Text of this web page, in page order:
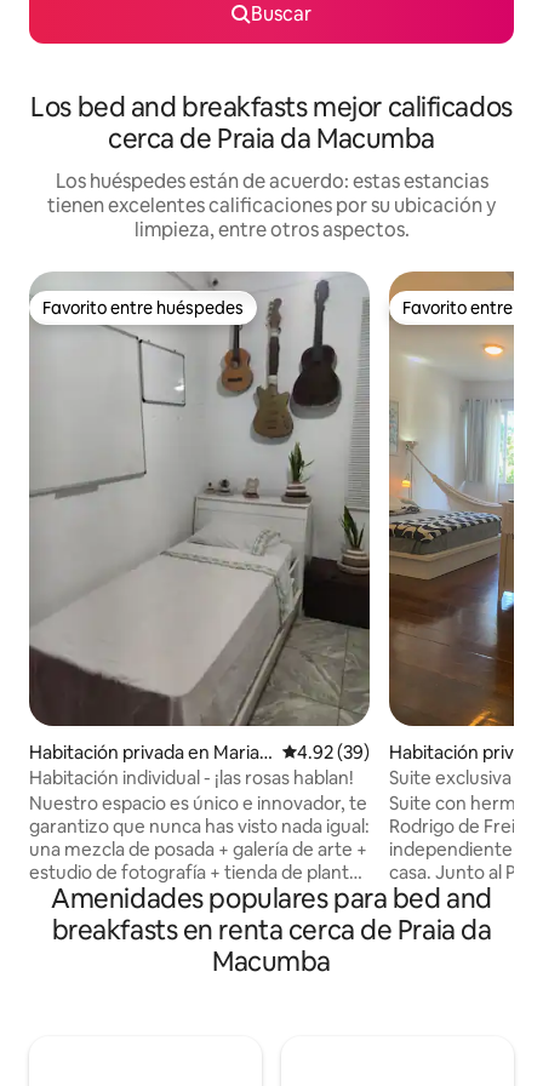
Buscar
Los bed and breakfasts mejor calificados
cerca de Praia da Macumba
Los huéspedes están de acuerdo: estas estancias
tienen excelentes calificaciones por su ubicación y
limpieza, entre otros aspectos.
Favorito entre huéspedes
Favorito entre huéspedes
Habitación privada en Maria
da Graça
Calificación promedio: 4.92 de
4.92 (39)
Habitación individual - ¡las rosas hablan!
Nuestro espacio es único e innovador, te
garantizo que nunca has visto nada igual:
una mezcla de posada + galería de arte +
estudio de fotografía + tienda de plantas
+ bar/bistró musical. Todos son
bienvenidos aquí, pero tenemos un
compromiso con la inclusión de las
personas con discapacidad intelectual.
Favorito entre
Favorito entre
Habitación
tânico
Suite exclusiva |
JB
Suite con
Rodrigo de
independiente a
casa. Junto al
Corcovado y el
es un callejón sin
privacidad y
Amenidades populares para bed and
breakfasts en renta cerca de Praia da
Macumba